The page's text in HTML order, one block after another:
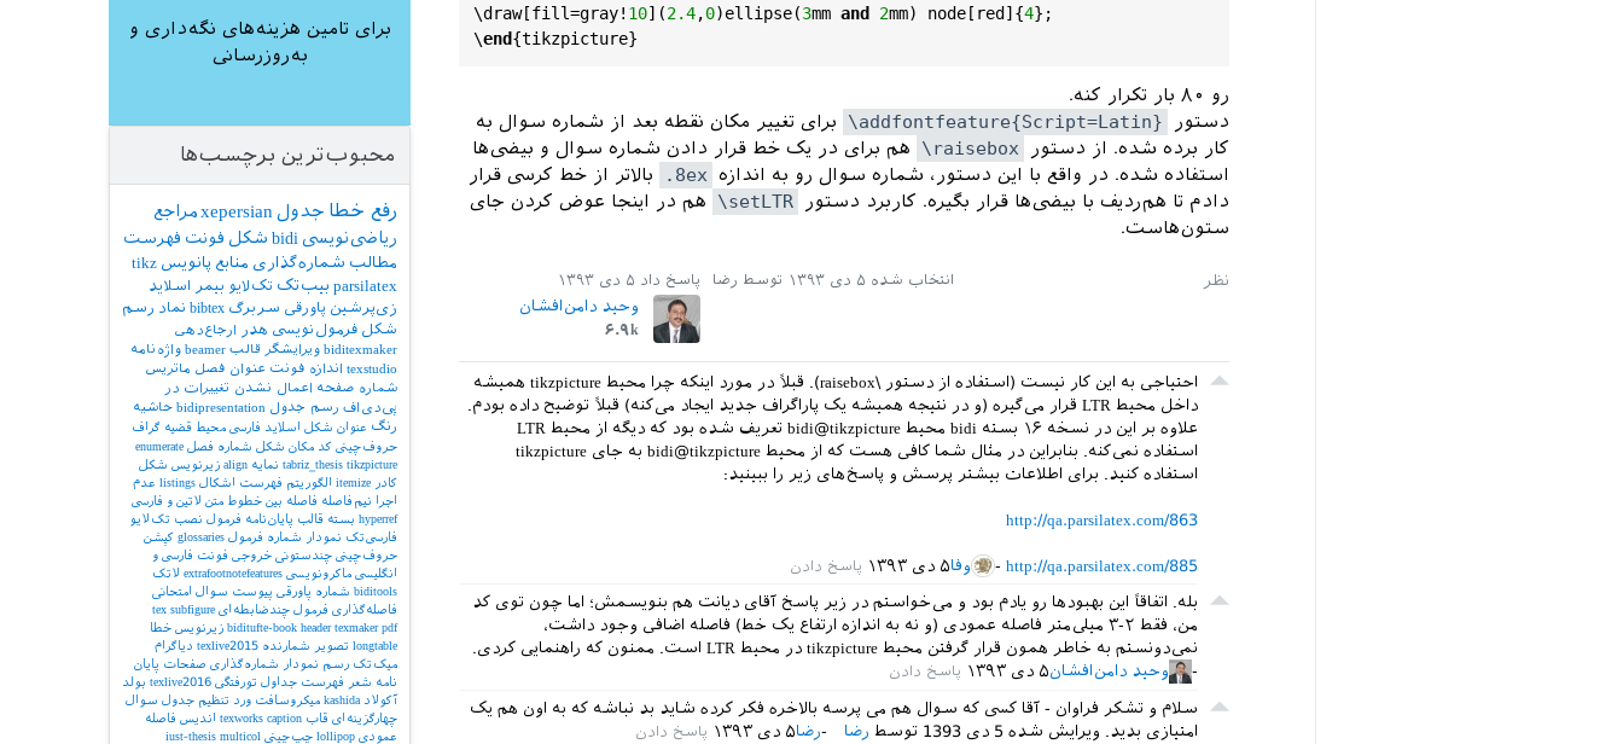
\draw[fill=gray! 10](2.4,0)ellipse(3mm and 2mm) node [ red ]{4};
\end{tikzpicture
رو ۸۰ بار تکرار کنه.
دستور
\addfontfeature{Script=Latin}
برای تغییر مکان نقطه بعد از شماره سوال به
کار برده شده. از دستور
\raisebox
هم برای در یک خط قرار دادن شماره سوال و بیضی‌ها
استفاده شده. در واقع با این دستور، شماره سوال رو به اندازه .8ex
بالاتر از خط کرسی قرار
دادم تا هم‌ردیف با بیضی‌ها قرار بگیره. کاربرد دستور
\setLTR
هم در اینجا عوض کردن جای
ستون‌هاست.
انتخاب شده ۵ دی ۱۳۹۳ توسط رضا پاسخ داد ۵ دی ۱۳۹۳
وحید دامن‌افشان
۶.۹k
احتیاجی به این کار نیست (استفاده از دستور \raisebox). قبلاً در مورد اینکه چرا محیط tikzpicture همیشه
داخل محیط LTR قرار می‌گیره (و در نتیجه همیشه یک پاراگراف جدید ایجاد می‌کنه) قبلاً توضیح داده بودم.
علاوه بر این در نسخه ۱۶ بسته bidi محیط bidi@tikzpicture تعریف شده بود که دیگه از محیط LTR
استفاده نمی‌کنه. بنابراین در مثال شما کافی هست که از محیط bidi@tikzpicture به جای tikzpicture
استفاده کنید. برای اطلاعات بیشتر پرسش و پاسخ‌های زیر را ببینید:
http://qa.parsilatex.com/863
http://qa.parsilatex.com/885 ۵ دی ۱۳۹۳وفا
بله. اتفاقاً این بهبودها رو یادم بود و می‌خواستم در زیر پاسخ آقای دیانت هم بنویسمش؛ اما چون توی کد
من، فقط ۲-۳ میلی‌متر فاصله عمودی (و نه به اندازه ارتفاع یک خط) فاصله اضافی وجود داشت،
نمی‌دونستم به خاطر همون قرار گرفتن محیط tikzpicture در محیط LTR است. ممنون که راهنمایی کردی.
۵ دی ۱۳۹۳وحید دامن‌افشان
سلام و تشکر فراوان - آقا کسی که سوال هم می پرسه بالاخره فکر کرده شاید بد نباشه که به اون هم یک
امتیازی بدید. ویرایش شده 5 دی 1393 توسط رضا ۵ دی ۱۳۹۳رضا
برای تامین هزینه‌های نگه‌داری و
به‌روزرسانی
محبوب‌ترین برچسب‌ها
رفع خطا جدول xepersianمراجع
ریاضی‌نویسی bidi شکل فونت فهرست
مطالب شماره‌گذاری منابع پانویس tikz
parsilatex بیب‌تک تک‌لایو بیمر اسلاید
زی‌پرشین پاورقی سربرگ bibtex نماد رسم
شکل فرمول‌نویسی هدر
ارجاع‌دهی
biditexmaker ویرایشگر قالب beamer واژه‌نامه
texstudio اندازه فونت عنوان فصل ماتریس
شماره صفحه اعمال نشدن تغییرات در
پی‌دی‌اف رسم جدول bidipresentation حاشیه
رنگ عنوان شکل اسلاید فارسی محیط قضیه گراف
حروف‌چینی کد مکان شکل شماره فصل enumerate
tabriz_thesis tikzpicture نمایه align زیرنویس شکل
کادر
itemize الگوریتم فهرست اشکال listings عدم
اجرا
نیم‌فاصله فاصله بین خطوط متن لاتین و فارسی
hyperref بسته قالب پایان‌نامه فرمول نصب تک‌لایو
فارسی‌تک نمودار شماره فرمول glossaries کپشن
حروف‌چینی چندستونی خروجی فونت فارسی و
انگلیسی ماکرونویسی extrafootnotefeatures لاتک
biditools شماره پاورقی پیوست‌ سوال امتحانی
فاصله‌گذاری فرمول چندضابطه‌ای tex subfigure
biditufte-book header texmaker pdf زیرنویس خطا
longtable تصویر شمارنده texlive2015 دیاگرام
میک‌تک رسم نمودار شماره‌گذاری صفحات پایان
نامه شعر فهرست جداول تورفتگی texlive2016 بولد
آکولاد kashida میکروسافت ورد تنظیم جدول سوال
چهارگزینه‌ای قاب texworks caption اندیس فاصله
عمودی lollipop چپ‌چینی iust-thesis multicol